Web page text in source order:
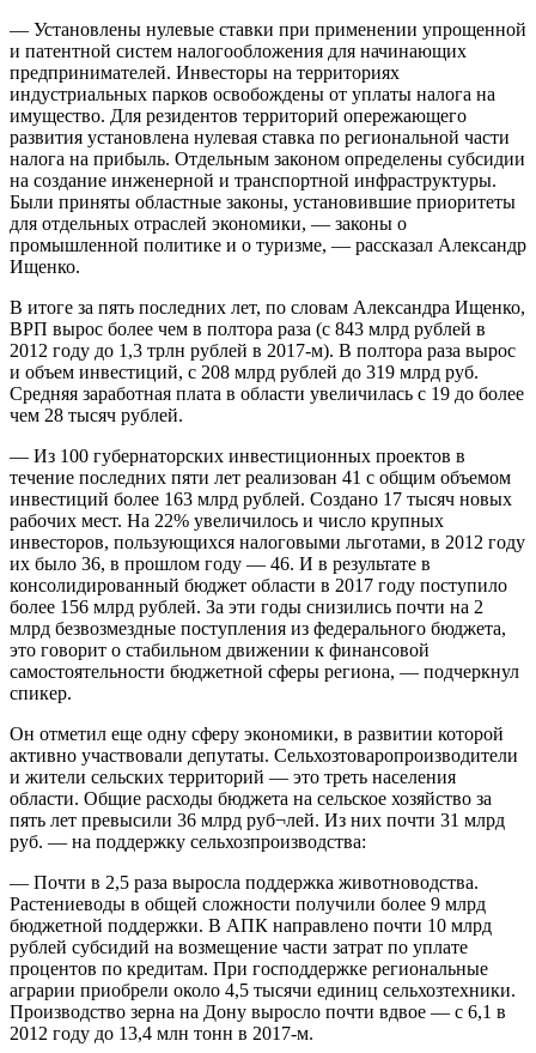
— Установлены нулевые ставки при применении упрощенной
и патентной систем налогообложения для начинающих
предпринимателей. Инвесторы на территориях
индустриальных парков освобождены от уплаты налога на
имущество. Для резидентов территорий опережающего
развития установлена нулевая ставка по региональной части
налога на прибыль. Отдельным законом определены субсидии
на создание инженерной и транспортной инфраструктуры.
Были приняты областные законы, установившие приоритеты
для отдельных отраслей экономики, — законы о
промышленной политике и о туризме, — рассказал Александр
Ищенко.
В итоге за пять последних лет, по словам Александра Ищенко,
ВРП вырос более чем в полтора раза (с 843 млрд рублей в
2012 году до 1,3 трлн рублей в 2017-м). В полтора раза вырос
и объем инвестиций, с 208 млрд рублей до 319 млрд руб.
Средняя заработная плата в области увеличилась с 19 до более
чем 28 тысяч рублей.
— Из 100 губернаторских инвестиционных проектов в
течение последних пяти лет реализован 41 с общим объемом
инвестиций более 163 млрд рублей. Создано 17 тысяч новых
рабочих мест. На 22% увеличилось и число крупных
инвесторов, пользующихся налоговыми льготами, в 2012 году
их было 36, в прошлом году — 46. И в результате в
консолидированный бюджет области в 2017 году поступило
более 156 млрд рублей. За эти годы снизились почти на 2
млрд безвозмездные поступления из федерального бюджета,
это говорит о стабильном движении к финансовой
самостоятельности бюджетной сферы региона, — подчеркнул
спикер.
Он отметил еще одну сферу экономики, в развитии которой
активно участвовали депутаты. Сельхозтоваропроизводители
и жители сельских территорий — это треть населения
области. Общие расходы бюджета на сельское хозяйство за
пять лет превысили 36 млрд руб¬лей. Из них почти 31 млрд
руб. — на поддержку сельхозпроизводства:
— Почти в 2,5 раза выросла поддержка животноводства.
Растениеводы в общей сложности получили более 9 млрд
бюджетной поддержки. В АПК направлено почти 10 млрд
рублей субсидий на возмещение части затрат по уплате
процентов по кредитам. При господдержке региональные
аграрии приобрели около 4,5 тысячи единиц сельхозтехники.
Производство зерна на Дону выросло почти вдвое — с 6,1 в
2012 году до 13,4 млн тонн в 2017-м.